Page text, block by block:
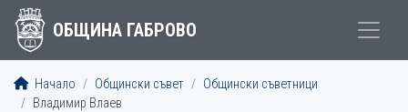
ОБЩИНА ГАБРОВО
Начало Общински съвет
Общински съветници
Владимир Влаев